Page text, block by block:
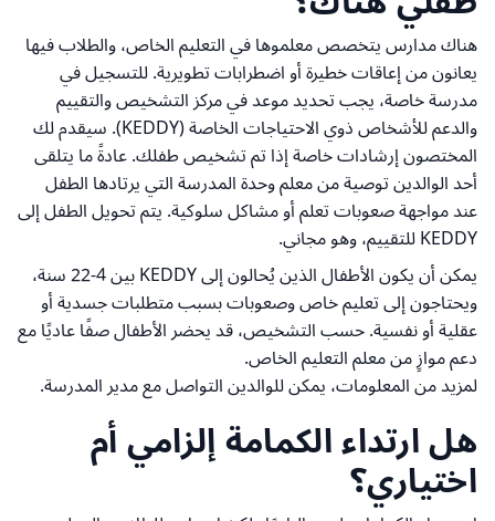
هناك مدارس يتخصص معلموها في التعليم الخاص، والطلاب فيها
يعانون من إعاقات خطيرة أو اضطرابات تطويرية. للتسجيل في
مدرسة خاصة، يجب تحديد موعد في مركز التشخيص والتقييم
والدعم للأشخاص ذوي الاحتياجات الخاصة (KEDDY). سيقدم لك
المختصون إرشادات خاصة إذا تم تشخيص طفلك. عادةً ما يتلقى
أحد الوالدين توصية من معلم وحدة المدرسة التي يرتادها الطفل
عند مواجهة صعوبات تعلم أو مشاكل سلوكية. يتم تحويل الطفل إلى
KEDDY للتقييم، وهو مجاني.
يمكن أن يكون الأطفال الذين يُحالون إلى KEDDY بين 4-22 سنة،
ويحتاجون إلى تعليم خاص وصعوبات بسبب متطلبات جسدية أو
عقلية أو نفسية. حسب التشخيص، قد يحضر الأطفال صفًا عاديًا مع
دعم موازٍ من معلم التعليم الخاص.
لمزيد من المعلومات، يمكن للوالدين التواصل مع مدير المدرسة.
هل ارتداء الكمامة إلزامي أم
اختياري؟